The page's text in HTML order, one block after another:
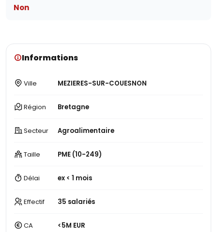
Non
Informations
Ville MEZIERES-SUR-COUESNON
Région Bretagne
Secteur Agroalimentaire
Taille PME (10-249)
Délai ex < 1 mois
Effectif 35 salariés
CA <5M EUR